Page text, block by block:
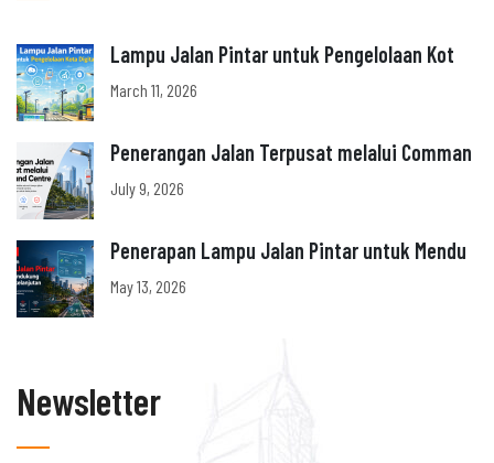
Lampu Jalan Pintar untuk Pengelolaan Kot
March 11, 2026
Penerangan Jalan Terpusat melalui Comman
July 9, 2026
Penerapan Lampu Jalan Pintar untuk Mendu
May 13, 2026
Newsletter